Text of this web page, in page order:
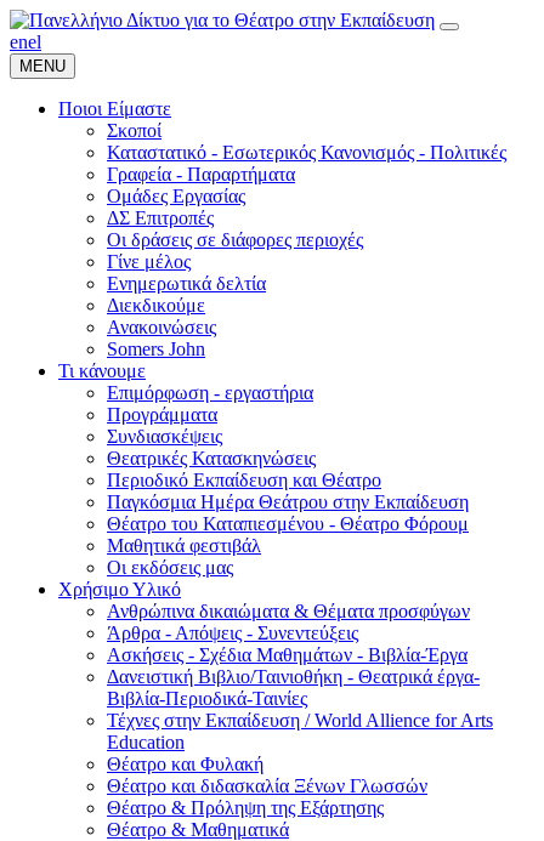
enel
MENU
Ποιοι Είμαστε
Σκοποί
Καταστατικό - Εσωτερικός Κανονισμός - Πολιτικές
Γραφεία - Παραρτήματα
Ομάδες Εργασίας
ΔΣ Επιτροπές
Οι δράσεις σε διάφορες περιοχές
Γίνε μέλος
Ενημερωτικά δελτία
Διεκδικούμε
Ανακοινώσεις
Somers John
Τι κάνουμε
Επιμόρφωση - εργαστήρια
Προγράμματα
Συνδιασκέψεις
Θεατρικές Κατασκηνώσεις
Περιοδικό Εκπαίδευση και Θέατρο
Παγκόσμια Ημέρα Θεάτρου στην Εκπαίδευση
Θέατρο του Καταπιεσμένου - Θέατρο Φόρουμ
Μαθητικά φεστιβάλ
Οι εκδόσεις μας
Χρήσιμο Υλικό
Ανθρώπινα δικαιώματα & Θέματα προσφύγων
Άρθρα - Απόψεις - Συνεντεύξεις
Ασκήσεις - Σχέδια Μαθημάτων - Βιβλία-Έργα
Δανειστική Βιβλιο/Ταινιοθήκη - Θεατρικά έργα-
Βιβλία-Περιοδικά-Ταινίες
Τέχνες στην Εκπαίδευση / World Allience for Arts
Education
Θέατρο και Φυλακή
Θέατρο και διδασκαλία Ξένων Γλωσσών
Θέατρο & Πρόληψη της Εξάρτησης
Θέατρο & Μαθηματικά